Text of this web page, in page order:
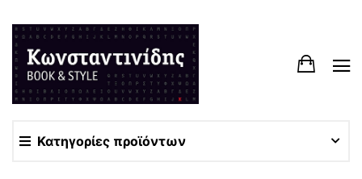
Κατηγορίες προϊόντων